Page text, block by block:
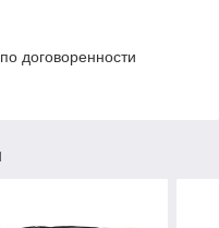
договоренности